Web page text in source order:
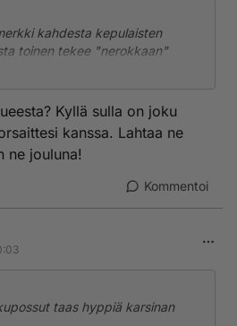
kahdesta kepulaisten
toinen tekee "nerokkaan"
kysymään "lisätietoa". Ja
kyllä, joten kertokaa ihmeessä
tältä teatterilta.
Kyllä sulla on joku
kanssa. Lahtaa ne
ne jouluna!
Kommentoi
taas hyppiä karsinan